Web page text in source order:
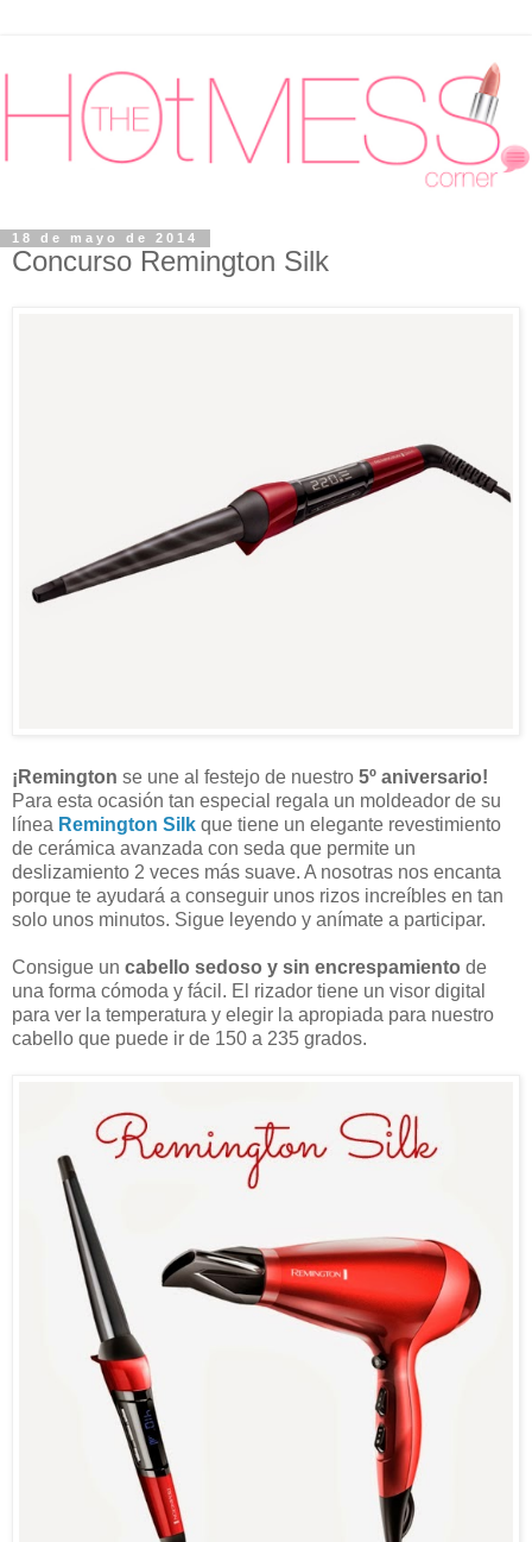
18 de mayo de 2014
Concurso Remington Silk
¡Remington se une al festejo de nuestro 5º aniversario!
Para esta ocasión tan especial regala un moldeador de su
línea Remington Silk que tiene un elegante revestimiento
de cerámica avanzada con seda que permite un
deslizamiento 2 veces más suave. A nosotras nos encanta
porque te ayudará a conseguir unos rizos increíbles en tan
solo unos minutos. Sigue leyendo y anímate a participar.
Consigue un cabello sedoso y sin encrespamiento de
una forma cómoda y fácil. El rizador tiene un visor digital
para ver la temperatura y elegir la apropiada para nuestro
cabello que puede ir de 150 a 235 grados.